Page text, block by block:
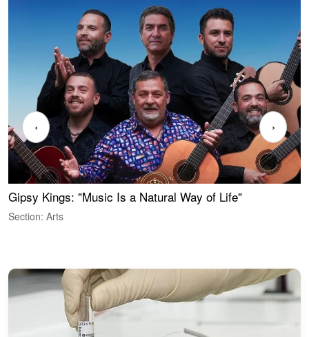
Gipsy Kings: "Music Is a Natural Way of Life"
Section: Arts
‹ ›